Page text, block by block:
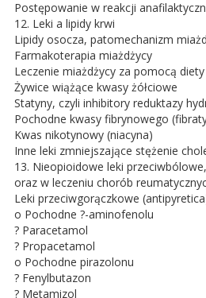
Postępowanie w reakcji
12. Leki a lipidy krwi
Lipidy osocza, patomechanizm
Farmakoterapia miażdżycy
Leczenie miażdżycy za pomocą diety
Żywice wiążące kwasy żółciowe
Statyny, czyli inhibitory reduktazy
Pochodne kwasy fibrynowego
Kwas nikotynowy (niacyna)
Inne leki zmniejszające stężenie
13. Nieopioidowe leki
oraz w leczeniu chorób
Leki przeciwgorączkowe
o Pochodne ?-aminofenolu
? Paracetamol
? Propacetamol
o Pochodne pirazolonu
? Fenylbutazon
? Metamizol